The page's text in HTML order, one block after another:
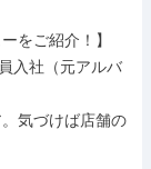
をご紹介！】
入社（元アルバ
気づけば店舗の